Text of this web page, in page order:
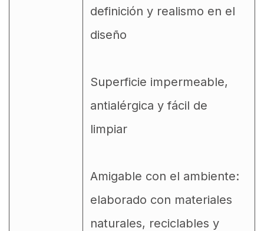
definición y realismo en el
diseño
Superficie impermeable,
antialérgica y fácil de
limpiar
Amigable con el ambiente:
elaborado con materiales
naturales, reciclables y